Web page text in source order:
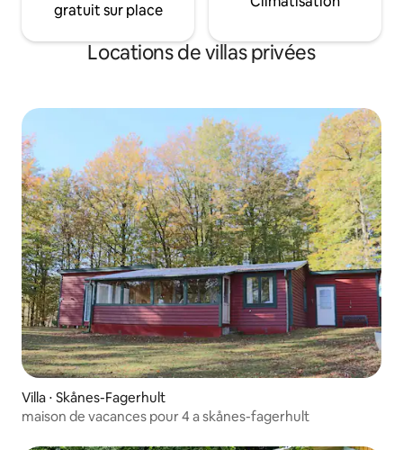
gratuit sur place
Locations de villas privées
Villa ⋅ Skånes-Fagerhult
maison de vacances pour 4 a skånes-fagerhult